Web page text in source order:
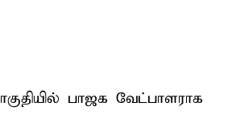
பாஜக வேட்பாளராக